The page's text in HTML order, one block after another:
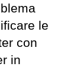
le
con
in